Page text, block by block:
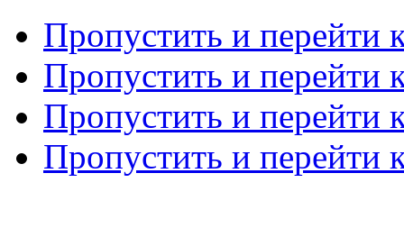
Пропустить и перейти
Пропустить и перейти
Пропустить и перейти
Пропустить и перейти